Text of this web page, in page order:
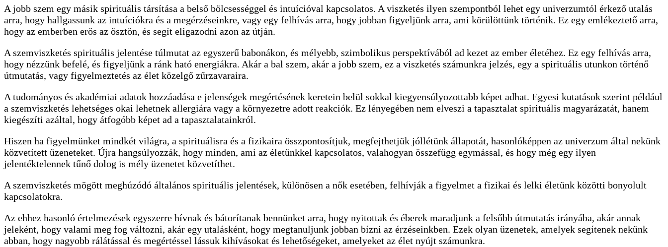
A jobb szem egy másik spirituális társítása a belső bölcsességgel és intuícióval kapcsolatos. A viszketés ilyen szempontból lehet egy univerzumtól érkező utalás
arra, hogy hallgassunk az intuíciókra és a megérzéseinkre, vagy egy felhívás arra, hogy jobban figyeljünk arra, ami körülöttünk történik. Ez egy emlékeztető arra,
hogy az emberben erős az ösztön, és segít eligazodni azon az útján.
A szemviszketés spirituális jelentése túlmutat az egyszerű babonákon, és mélyebb, szimbolikus perspektívából ad kezet az ember életéhez. Ez egy felhívás arra,
hogy nézzünk befelé, és figyeljünk a ránk ható energiákra. Akár a bal szem, akár a jobb szem, ez a viszketés számunkra jelzés, egy a spirituális utunkon történő
útmutatás, vagy figyelmeztetés az élet közelgő zűrzavaraira.
A tudományos és akadémiai adatok hozzáadása e jelenségek megértésének keretein belül sokkal kiegyensúlyozottabb képet adhat. Egyesi kutatások szerint például
a szemviszketés lehetséges okai lehetnek allergiára vagy a környezetre adott reakciók. Ez lényegében nem elveszi a tapasztalat spirituális magyarázatát, hanem
kiegészíti azáltal, hogy átfogóbb képet ad a tapasztalatainkról.
Hiszen ha figyelmünket mindkét világra, a spirituálisra és a fizikaira összpontosítjuk, megfejthetjük jóllétünk állapotát, hasonlóképpen az univerzum által nekünk
közvetített üzeneteket. Újra hangsúlyozzák, hogy minden, ami az életünkkel kapcsolatos, valahogyan összefügg egymással, és hogy még egy ilyen
jelentéktelennek tűnő dolog is mély üzenetet közvetíthet.
A szemviszketés mögött meghúzódó általános spirituális jelentések, különösen a nők esetében, felhívják a figyelmet a fizikai és lelki életünk közötti bonyolult
kapcsolatokra.
Az ehhez hasonló értelmezések egyszerre hívnak és bátorítanak bennünket arra, hogy nyitottak és éberek maradjunk a felsőbb útmutatás irányába, akár annak
jeleként, hogy valami meg fog változni, akár egy utalásként, hogy megtanuljunk jobban bízni az érzéseinkben. Ezek olyan üzenetek, amelyek segítenek nekünk
abban, hogy nagyobb rálátással és megértéssel lássuk kihívásokat és lehetőségeket, amelyeket az élet nyújt számunkra.